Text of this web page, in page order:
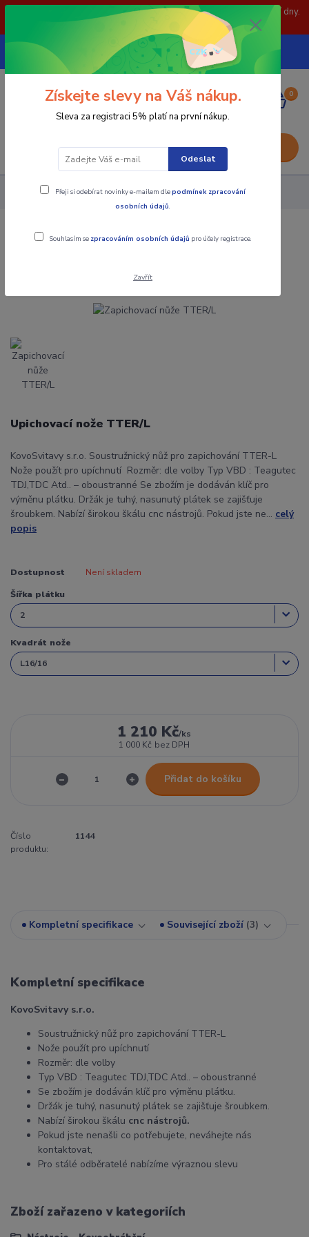
POZOR: 31.7 , 3.8 a 5.8- zavřeno. objednávky odešleme následující dny.
Děkujeme za pochopení.
CZK
739252246
(Po-Pá, 8-15 hod.)
0
0,00 Kč
Nástroje - Kovoobrábění Zapichovací nůže TTER/L
Zapichovací nůže TTER/L
Upichovací nože TTER/L
KovoSvitavy s.r.o. Soustružnický nůž pro zapichování TTER-L
Nože použít pro upíchnutí Rozměr: dle volby Typ VBD : Teagutec
TDJ,TDC Atd.. – oboustranné Se zbožím je dodáván klíč pro
výměnu plátku. Držák je tuhý, nasunutý plátek se zajišťuje
šroubkem. Nabízí širokou škálu cnc nástrojů. Pokud jste ne... celý
popis
Dostupnost Není skladem
Šířka plátku
Kvadrát nože
1 210 Kč/ks
1 000 Kč bez DPH
Přidat do košíku
Číslo
produktu:
1144
Kompletní specifikace Související zboží 3
Kompletní specifikace
KovoSvitavy s.r.o.
Soustružnický nůž pro zapichování TTER-L
Nože použít pro upíchnutí
Rozměr: dle volby
Typ VBD : Teagutec TDJ,TDC Atd.. – oboustranné
Se zbožím je dodáván klíč pro výměnu plátku.
Držák je tuhý, nasunutý plátek se zajišťuje šroubkem.
Nabízí širokou škálu cnc nástrojů.
Pokud jste nenašli co potřebujete, neváhejte nás
kontaktovat,
Pro stálé odběratelé nabízíme výraznou slevu
Zboží zařazeno v kategoriích
Získejte slevy na Váš nákup.
Sleva za registraci 5% platí na první nákup.
Odeslat
Přeji si odebírat novinky e-mailem dlepodmínek zpracování
osobních údajů.
Souhlasím se zpracováním osobních údajů pro účely registrace.
Zavřít